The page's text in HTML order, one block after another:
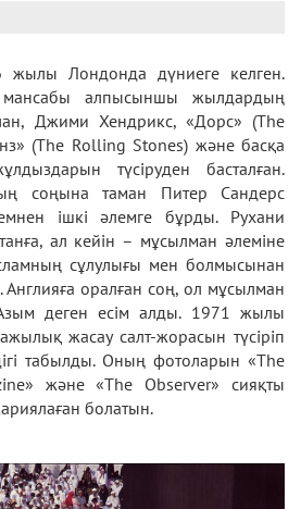
жылы Лондонда дүниеге келген.
мансабы алпысыншы жылдардың
Джими Хендрикс, «Дорс» (The
(The Rolling Stones) және басқа
түсіруден басталған.
соңына таман Питер Сандерс
ішкі әлемге бұрды. Рухани
ал кейін – мұсылман әлеміне
сұлулығы мен болмысынан
оралған соң, ол мұсылман
деген есім алды. 1971 жылы
жасау салт-жорасын түсіріп
табылды. Оның фотоларын «The
және «The Observer» сияқты
болатын.